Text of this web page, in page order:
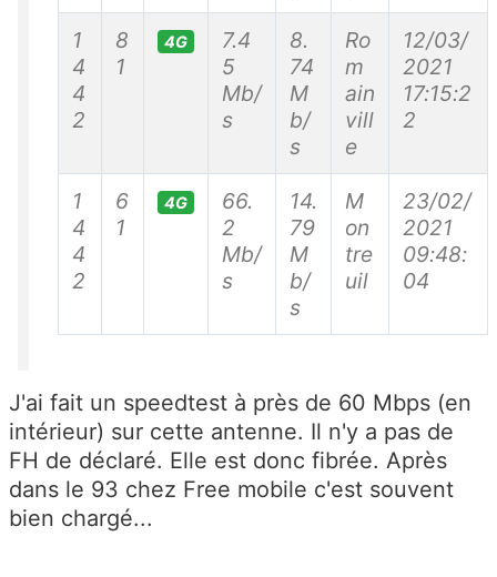
1
4
4
2
8
1
4G
7.4
5
Mb/
s
8.
74
M
b/
s
Ro
m
ain
vill
e
12/03/
2021
17:15:2
2
1
4
4
2
6
1
4G
66.
2
Mb/
s
14.
79
M
b/
s
M
on
tre
uil
23/02/
2021
09:48:
04
J'ai fait un speedtest à près de 60 Mbps (en
intérieur) sur cette antenne. Il n'y a pas de
FH de déclaré. Elle est donc fibrée. Après
dans le 93 chez Free mobile c'est souvent
bien chargé...